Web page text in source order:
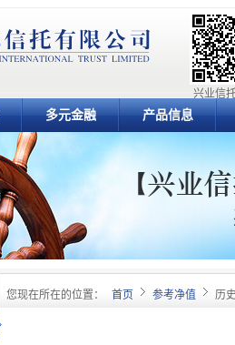
兴业信
多元金融 产品信息
您现在所在的位置： 首页 参考净值 历